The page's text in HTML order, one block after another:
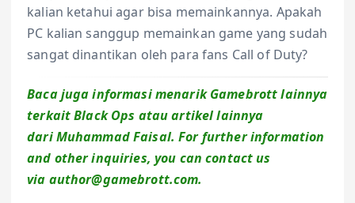
kalian ketahui agar bisa memainkannya. Apakah
PC kalian sanggup memainkan game yang sudah
sangat dinantikan oleh para fans Call of Duty?
Baca juga informasi menarik Gamebrott lainnya
terkait Black Ops atau artikel lainnya
dari Muhammad Faisal. For further information
and other inquiries, you can contact us
via author@gamebrott.com.